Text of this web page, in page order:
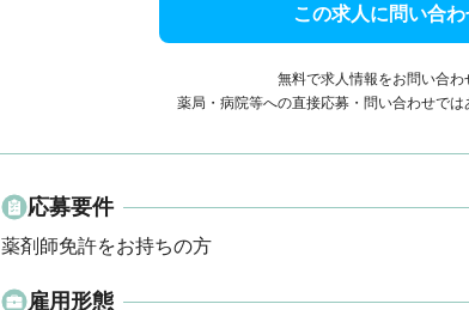
この求人に問い合
無料で求人情報をお問い合わ
薬局・病院等への直接応募・問い合わせでは
応募要件
薬剤師免許をお持ちの方
雇用形態